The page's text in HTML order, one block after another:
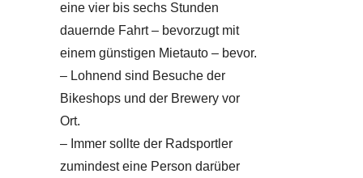
eine vier bis sechs Stunden
dauernde Fahrt – bevorzugt mit
einem günstigen Mietauto – bevor.
– Lohnend sind Besuche der
Bikeshops und der Brewery vor
Ort.
– Immer sollte der Radsportler
zumindest eine Person darüber